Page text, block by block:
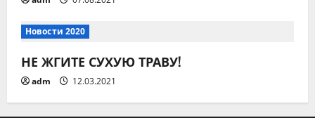
а
п
и
с
Новости 2020
НЕ ЖГИТЕ СУХУЮ ТРАВУ!
adm 12.03.2021